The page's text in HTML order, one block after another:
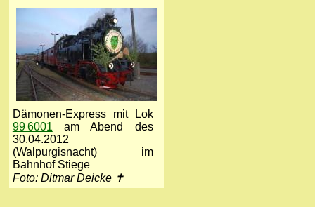
Dämonen-Express mit Lok
99 6001 am Abend des
30.04.2012
(Walpurgisnacht) im
Bahnhof Stiege
Foto: Ditmar Deicke ✝